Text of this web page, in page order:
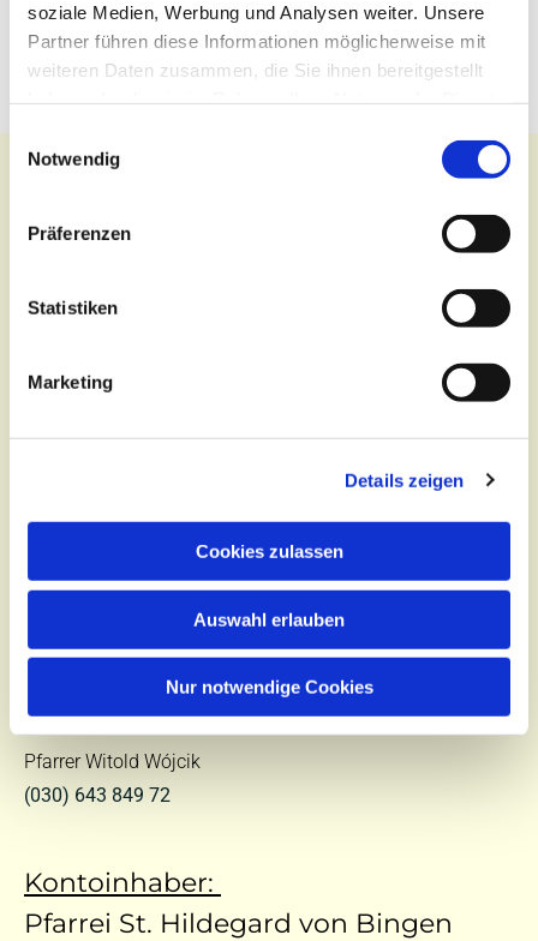
soziale Medien, Werbung und Analysen weiter. Unsere
Partner führen diese Informationen möglicherweise mit
weiteren Daten zusammen, die Sie ihnen bereitgestellt
Notwendig
Präferenzen
Statistiken
Marketing
Details zeigen
Cookies zulassen
Auswahl erlauben
Nur notwendige Cookies
Zentralbüro
E-Mail:kontakt@st-hildegard-von-bingen.de
Fr 14 - 18 Uhr
Kurze Straße 4 | 10315 Berlin
Priesternotruf für
Krankensalbung und Sterbefälle
0151 / 271 843 56
Pfarrer Witold Wójcik
(030) 643 849 72
Kontoinhaber:
Pfarrei St. Hildegard von Bingen